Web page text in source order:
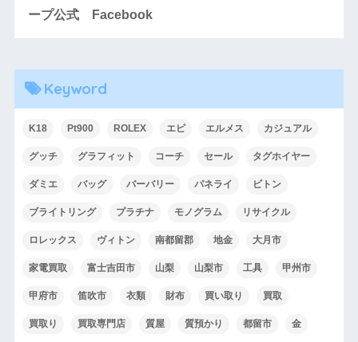
ープ公式 Facebook
Keyword
K18 Pt900 ROLEX エピ エルメス カジュアル
グッチ グラフィット コーチ セール タグホイヤー
ダミエ バッグ バーバリー パネライ ビトン
ブライトリング プラチナ モノグラム リサイクル
ロレックス ヴィトン 南都留郡 地金 大月市
家電買取 富士吉田市 山梨 山梨市 工具 甲州市
甲府市 笛吹市 衣類 財布 買い取り 買取
買取り 買取専門店 質屋 質預かり 都留市 金